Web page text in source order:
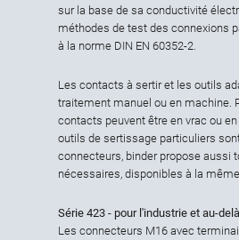
sur la base de sa conductivité
méthodes de test des connexions
à la norme DIN EN 60352-2.
Les contacts à sertir et les outils
traitement manuel ou en machine.
contacts peuvent être en vrac ou
outils de sertissage particuliers
connecteurs, binder propose aussi
nécessaires, disponibles à la
Série 423 - pour l'industrie et au-delà
Les connecteurs M16 avec